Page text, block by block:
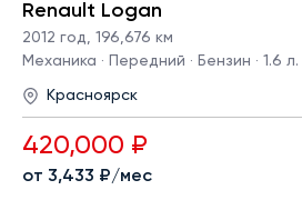
Renault Logan
2012 год, 196,676 км
Механика · Передний · Бензин · 1.6 л.
Красноярск
420,000 ₽
от 3,433 ₽/мес